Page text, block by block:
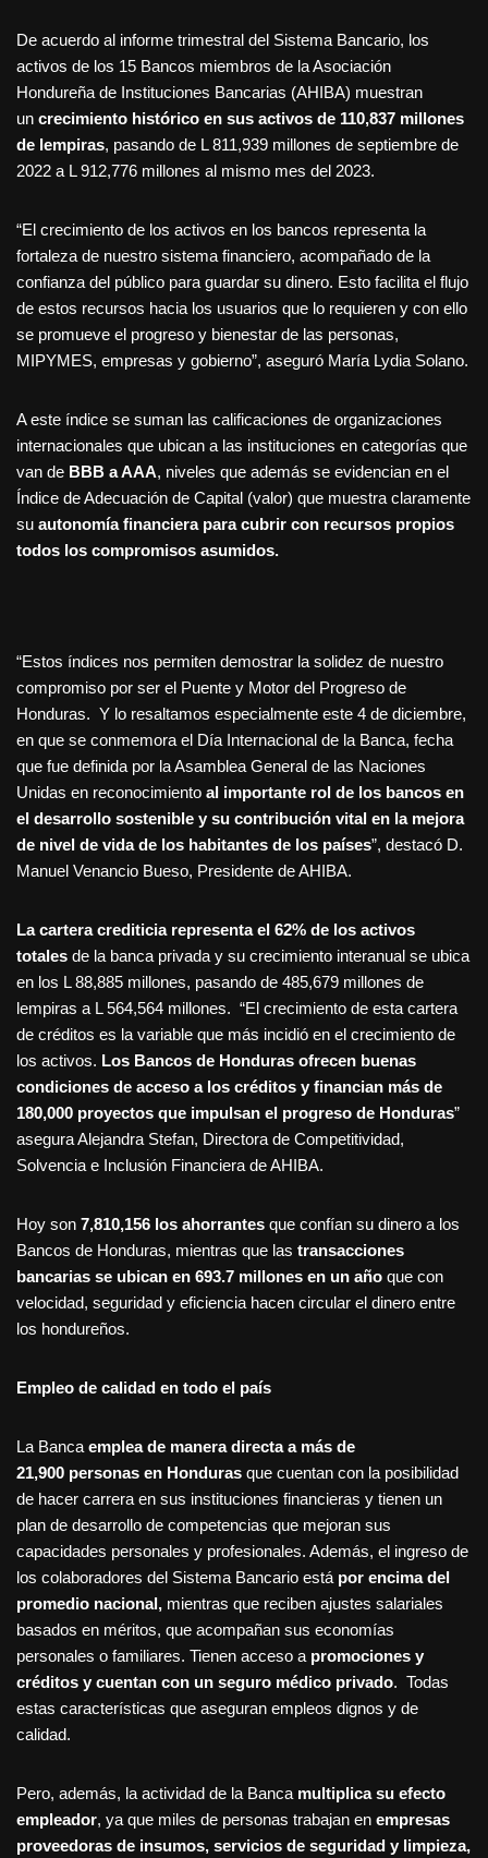
De acuerdo al informe trimestral del Sistema Bancario, los
activos de los 15 Bancos miembros de la Asociación
Hondureña de Instituciones Bancarias (AHIBA) muestran
un crecimiento histórico en sus activos de 110,837 millones
de lempiras, pasando de L 811,939 millones de septiembre de
2022 a L 912,776 millones al mismo mes del 2023.
“El crecimiento de los activos en los bancos representa la
fortaleza de nuestro sistema financiero, acompañado de la
confianza del público para guardar su dinero. Esto facilita el flujo
de estos recursos hacia los usuarios que lo requieren y con ello
se promueve el progreso y bienestar de las personas,
MIPYMES, empresas y gobierno”, aseguró María Lydia Solano.
A este índice se suman las calificaciones de organizaciones
internacionales que ubican a las instituciones en categorías que
van de BBB a AAA, niveles que además se evidencian en el
Índice de Adecuación de Capital (valor) que muestra claramente
su autonomía financiera para cubrir con recursos propios
todos los compromisos asumidos.
“Estos índices nos permiten demostrar la solidez de nuestro
compromiso por ser el Puente y Motor del Progreso de
Honduras. Y lo resaltamos especialmente este 4 de diciembre,
en que se conmemora el Día Internacional de la Banca, fecha
que fue definida por la Asamblea General de las Naciones
Unidas en reconocimiento al importante rol de los bancos en
el desarrollo sostenible y su contribución vital en la mejora
de nivel de vida de los habitantes de los países”, destacó D.
Manuel Venancio Bueso, Presidente de AHIBA.
La cartera crediticia representa el 62% de los activos
totales de la banca privada y su crecimiento interanual se ubica
en los L 88,885 millones, pasando de 485,679 millones de
lempiras a L 564,564 millones. “El crecimiento de esta cartera
de créditos es la variable que más incidió en el crecimiento de
los activos. Los Bancos de Honduras ofrecen buenas
condiciones de acceso a los créditos y financian más de
180,000 proyectos que impulsan el progreso de Honduras”
asegura Alejandra Stefan, Directora de Competitividad,
Solvencia e Inclusión Financiera de AHIBA.
Hoy son 7,810,156 los ahorrantes que confían su dinero a los
Bancos de Honduras, mientras que las transacciones
bancarias se ubican en 693.7 millones en un año que con
velocidad, seguridad y eficiencia hacen circular el dinero entre
los hondureños.
Empleo de calidad en todo el país
La Banca emplea de manera directa a más de
21,900 personas en Honduras que cuentan con la posibilidad
de hacer carrera en sus instituciones financieras y tienen un
plan de desarrollo de competencias que mejoran sus
capacidades personales y profesionales. Además, el ingreso de
los colaboradores del Sistema Bancario está por encima del
promedio nacional, mientras que reciben ajustes salariales
basados en méritos, que acompañan sus economías
personales o familiares. Tienen acceso a promociones y
créditos y cuentan con un seguro médico privado. Todas
estas características que aseguran empleos dignos y de
calidad.
Pero, además, la actividad de la Banca multiplica su efecto
empleador, ya que miles de personas trabajan en empresas
proveedoras de insumos, servicios de seguridad y limpieza,